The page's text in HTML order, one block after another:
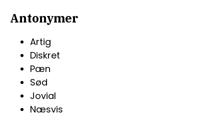
Antonymer
Artig
Diskret
Pæn
Sød
Jovial
Næsvis